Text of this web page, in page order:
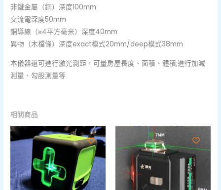
非鐵金屬（銅）深度100mm
交流電深度50mm
銅導線（≥4平方毫米）深度40mm
異物（木檔條）深度exact模式20mm/deep模式38mm
本儀器還可進行激光測距，可量房屋長度、面積、體積;進行加減
測量、勾股測量等
相關商品